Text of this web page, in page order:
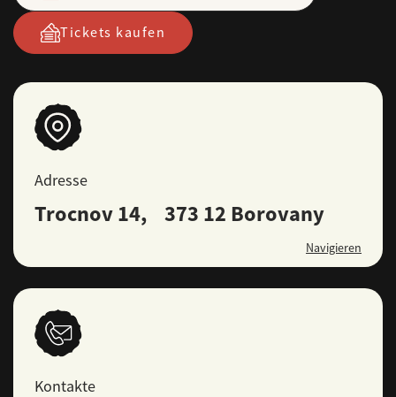
Tickets kaufen
Adresse
Trocnov 14, 373 12 Borovany
Navigieren
Kontakte